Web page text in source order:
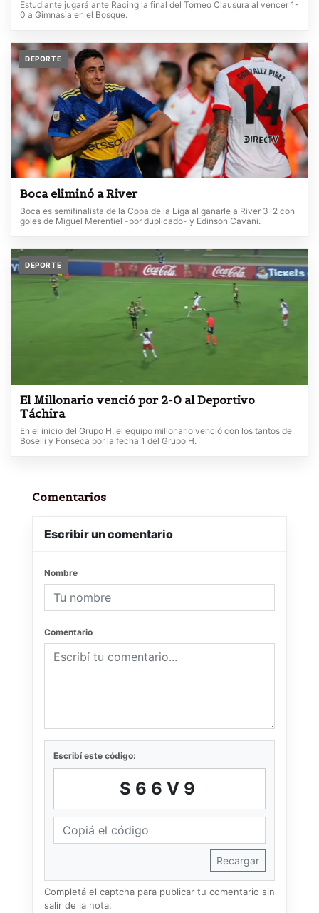
Estudiante jugará ante Racing la final del Torneo Clausura al vencer 1-
0 a Gimnasia en el Bosque.
DEPORTE
Boca eliminó a River
Boca es semifinalista de la Copa de la Liga al ganarle a River 3-2 con
goles de Miguel Merentiel -por duplicado- y Edinson Cavani.
DEPORTE
El Millonario venció por 2-0 al Deportivo
Táchira
En el inicio del Grupo H, el equipo millonario venció con los tantos de
Boselli y Fonseca por la fecha 1 del Grupo H.
Comentarios
Escribir un comentario
Nombre
Comentario
Escribí este código:
S66V9
Recargar
Completá el captcha para publicar tu comentario sin
salir de la nota.